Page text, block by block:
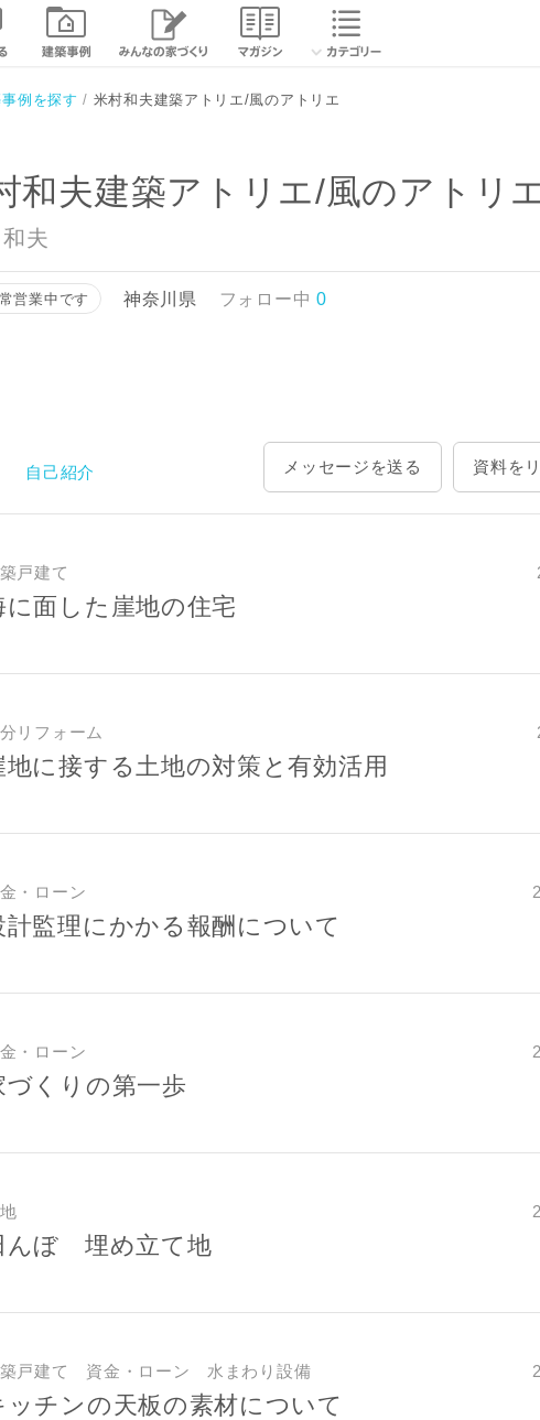
例を探す 米村和夫建築アトリエ/風のアトリエ
リエ 相談する
和夫建築アトリエ/風のアトリ
夫
営業中です 神奈川県 フォロー中 0
自己紹介 メッセージを送る 資料を
戸建て
に面した崖地の住宅
リフォーム
地に接する土地の対策と有効活用
・ローン
計監理にかかる報酬について
・ローン
づくりの第一歩
んぼ 埋め立て地
戸建て 資金・ローン 水まわり設備
ッチンの天板の素材について